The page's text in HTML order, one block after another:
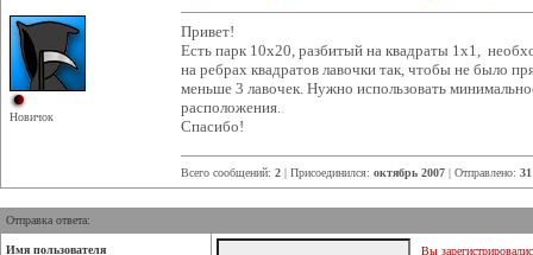
Новичок
Привет!
Есть парк 10х20, разбитый на квадраты 1х1,
на ребрах квадратов лавочки так, чтобы не было
меньше 3 лавочек. Нужно использовать
расположения.
Спасибо!
Всего сообщений: 2 | Присоединился: октябрь 2007 | Отправлено:
Отправка ответа:
Имя пользователя Вы